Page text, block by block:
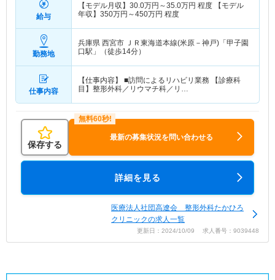
給与
【モデル月収】 30.0万円～35.0万円 程度 【モデル
年収】 350万円～450万円 程度
勤務地
兵庫県 西宮市 ＪＲ東海道本線(米原－神戸)「甲子園
口駅」（徒歩14分）
仕事内容
【仕事内容】 ■訪問によるリハビリ業務 【診療科
目】整形外科／リウマチ科／リ…
保存する
最新の募集状況を問い合わせる
詳細を見る
医療法人社団高遼会 整形外科たかひろ
クリニックの求人一覧
更新日：2024/10/09 求人番号：9039448